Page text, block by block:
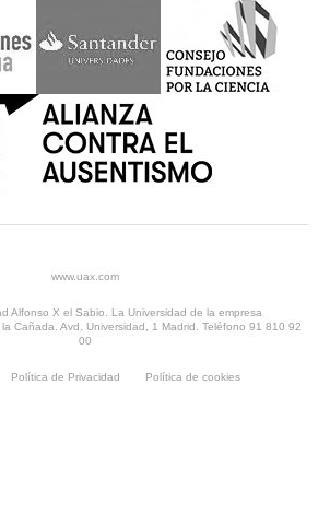
www.uax.com
Alfonso X el Sabio. La Universidad de la empresa
Cañada. Avd. Universidad, 1 Madrid. Teléfono 91 810 92
00
Política de Privacidad Política de cookies